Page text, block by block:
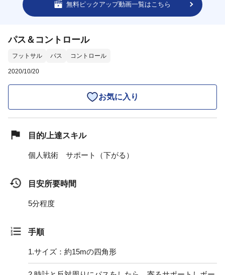
無料ピックアップ動画一覧はこちら
パス＆コントロール
フットサル パス コントロール
2020/10/20
お気に入り
目的/上達スキル
個人戦術 サポート（下がる）
目安所要時間
5分程度
手順
1.サイズ：約15mの四角形